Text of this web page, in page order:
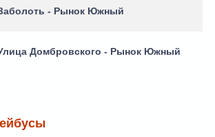
- Рынок Южный
Домбровского - Рынок Южный